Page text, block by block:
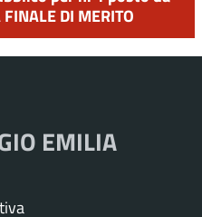
DI MERITO
EMILIA